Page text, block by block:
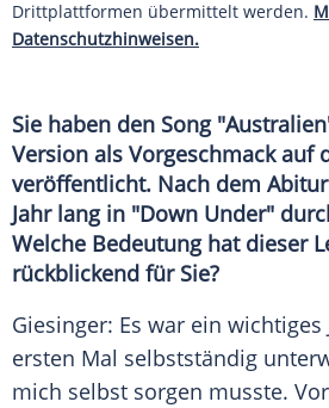
Drittplattformen übermittelt werden.
Datenschutzhinweisen.
Sie haben den Song "Australien
Version als Vorgeschmack auf
veröffentlicht. Nach dem
Jahr lang in "Down Under"
Welche Bedeutung hat dieser
rückblickend für Sie?
Giesinger: Es war ein
ersten Mal selbstständig
mich selbst sorgen musste.